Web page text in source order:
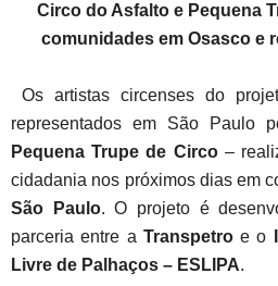
Circo do Asfalto e Pequena
comunidades em Osasco e
Os artistas circenses do
representados em São Paulo
Pequena Trupe de Circo–
cidadania nos próximos dias em
São Paulo. O projeto é
parceria entre a Transpetroe o
Livre de Palhaços – ESLIPA.